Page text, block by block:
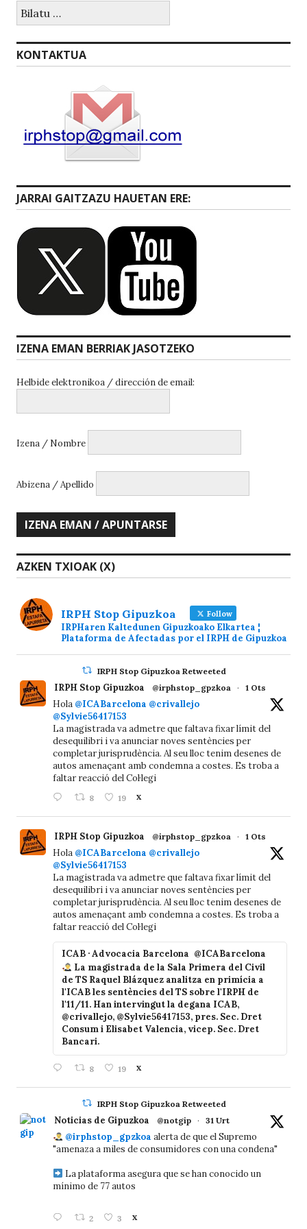
KONTAKTUA
JARRAI GAITZAZU HAUETAN ERE:
IZENA EMAN BERRIAK JASOTZEKO
Helbide elektronikoa / dirección de email:
Izena / Nombre
Abizena / Apellido
AZKEN TXIOAK (X)
IRPH Stop Gipuzkoa Follow
IRPHaren Kaltedunen Gipuzkoako Elkartea ¦
Plataforma de Afectadas por el IRPH de Gipuzkoa
IRPH Stop Gipuzkoa Retweeted
IRPH Stop Gipuzkoa @irphstop_gpzkoa · 1 Ots
Hola @ICABarcelona @crivallejo
@Sylvie56417153
La magistrada va admetre que faltava fixar límit del
desequilibri i va anunciar noves sentències per
completar jurisprudència. Al seu lloc tenim desenes de
autos amenaçant amb condemna a costes. Es troba a
faltar reacció del Col·legi
8 19 X
IRPH Stop Gipuzkoa @irphstop_gpzkoa · 1 Ots
Hola @ICABarcelona @crivallejo
@Sylvie56417153
La magistrada va admetre que faltava fixar límit del
desequilibri i va anunciar noves sentències per
completar jurisprudència. Al seu lloc tenim desenes de
autos amenaçant amb condemna a costes. Es troba a
faltar reacció del Col·legi
ICAB · Advocacia Barcelona @ICABarcelona
La magistrada de la Sala Primera del Civil
de TS Raquel Blázquez analitza en primícia a
l'ICAB les sentències del TS sobre l'IRPH de
l'11/11. Han intervingut la degana ICAB,
@crivallejo, @Sylvie56417153, pres. Sec. Dret
Consum i Elisabet Valencia, vicep. Sec. Dret
Bancari.
8 19 X
IRPH Stop Gipuzkoa Retweeted
Noticias de Gipuzkoa @notgip · 31 Urt
@irphstop_gpzkoa alerta de que el Supremo
"amenaza a miles de consumidores con una condena"
La plataforma asegura que se han conocido un
mínimo de 77 autos
2 3 X